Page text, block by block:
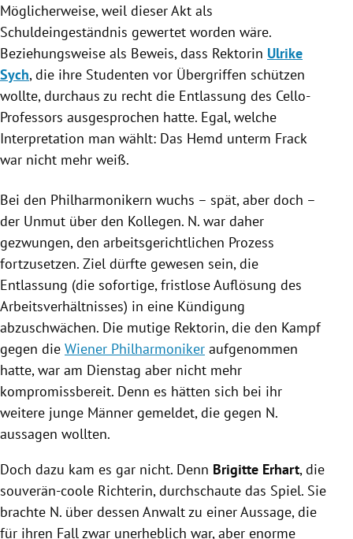
Möglicherweise, weil dieser Akt als
Schuldeingeständnis gewertet worden wäre.
Beziehungsweise als Beweis, dass Rektorin Ulrike
Sych, die ihre Studenten vor Übergriffen schützen
wollte, durchaus zu recht die Entlassung des Cello-
Professors ausgesprochen hatte. Egal, welche
Interpretation man wählt: Das Hemd unterm Frack
war nicht mehr weiß.
Bei den Philharmonikern wuchs – spät, aber doch –
der Unmut über den Kollegen. N. war daher
gezwungen, den arbeitsgerichtlichen Prozess
fortzusetzen. Ziel dürfte gewesen sein, die
Entlassung (die sofortige, fristlose Auflösung des
Arbeitsverhältnisses) in eine Kündigung
abzuschwächen. Die mutige Rektorin, die den Kampf
gegen die Wiener Philharmoniker aufgenommen
hatte, war am Dienstag aber nicht mehr
kompromissbereit. Denn es hätten sich bei ihr
weitere junge Männer gemeldet, die gegen N.
aussagen wollten.
Doch dazu kam es gar nicht. Denn Brigitte Erhart, die
souverän-coole Richterin, durchschaute das Spiel. Sie
brachte N. über dessen Anwalt zu einer Aussage, die
für ihren Fall zwar unerheblich war, aber enorme